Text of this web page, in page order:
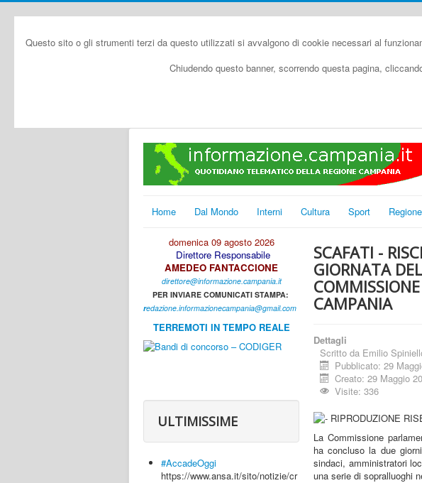
Questo sito o gli strumenti terzi da questo utilizzati si avvalgono di cookie necessari al
Chiudendo questo banner, scorrendo questa pagina,
Home Dal Mondo Interni Cultura Sport Regione
domenica 09 agosto 2026
Direttore Responsabile
AMEDEO FANTACCIONE
direttore@informazione.campania.it
PER INVIARE COMUNICATI STAMPA:
redazione.informazionecampania@gmail.com
TERREMOTI IN TEMPO REALE
ULTIMISSIME
#AccadeOggi
https://www.ansa.it/sito/notizie/cr
SCAFATI -
GIORNATA
CAMPANIA
Dettagli
Scritto da Emilio
Pubblicato: 29
Creato: 29 Maggio
Visite: 336
La Commissione
ha concluso la due
sindaci, amministratori
una serie di sopralluoghi